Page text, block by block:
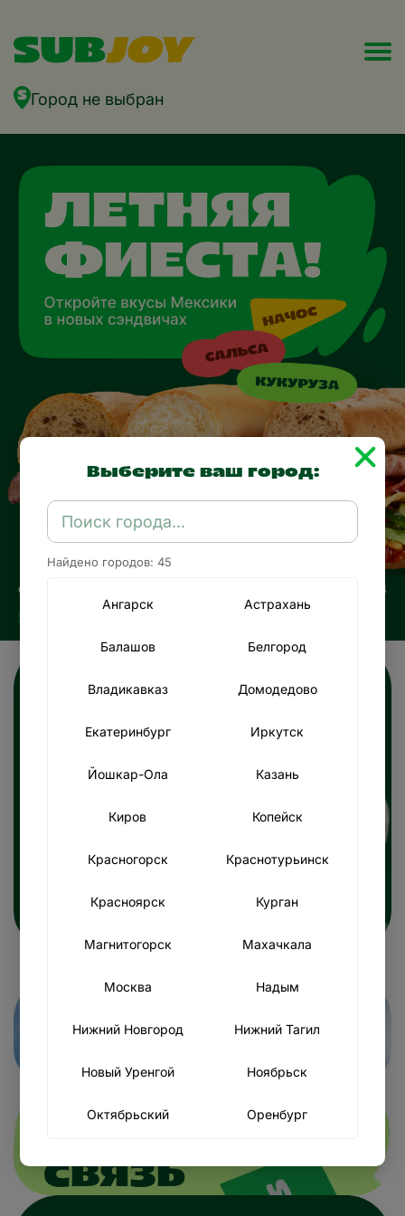
Город не выбран
Выберите ваш город:
Найдено городов: 45
Ангарск Астрахань
Балашов Белгород
Владикавказ Домодедово
Екатеринбург Иркутск
Йошкар-Ола Казань
Киров Копейск
Красногорск Краснотурьинск
Красноярск Курган
Магнитогорск Махачкала
Москва Надым
Нижний Новгород Нижний Тагил
Новый Уренгой Ноябрьск
Октябрьский Оренбург
Санкт-Петербург Северодвинск
СДЕЛАТЬ
ПЕРЕРЫВ?
НАШЕ МЕНЮ
БОНУСНАЯ
ПРОГРАММА
СВЯЗЬ